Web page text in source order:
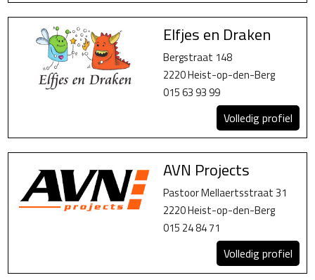
Elfjes en Draken
Bergstraat 148
2220 Heist-op-den-Berg
015 63 93 99
Volledig profiel
AVN Projects
Pastoor Mellaertsstraat 31
2220 Heist-op-den-Berg
015 24 84 71
Volledig profiel